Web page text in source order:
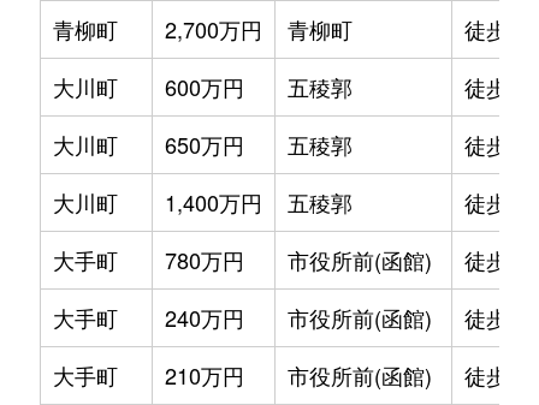
青柳町
2,700万円 青柳町
徒歩0
大川町
600万円 五稜郭
徒歩14
大川町
650万円 五稜郭
徒歩13
大川町
1,400万円 五稜郭
徒歩7
大手町
780万円 市役所前(函館)
徒歩2
大手町
240万円 市役所前(函館)
徒歩2
大手町
210万円 市役所前(函館)
徒歩2